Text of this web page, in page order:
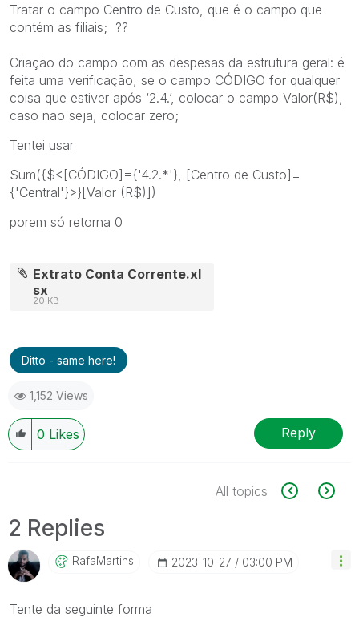
Tratar o campo Centro de Custo, que é o campo que
contém as filiais; ??
Criação do campo com as despesas da estrutura geral: é
feita uma verificação, se o campo CÓDIGO for qualquer
coisa que estiver após ‘2.4.’, colocar o campo Valor(R$),
caso não seja, colocar zero;
Tentei usar
Sum({$<[CÓDIGO]={'4.2.*'}, [Centro de Custo]=
{'Central'}>}[Valor (R$)])
porem só retorna 0
Extrato Conta Corrente.xl
sx
20 KB
Ditto - same here!
1,152 Views
0 Likes Reply
All topics
2 Replies
RafaMartins ‎2023-10-27 03:00 PM
Tente da seguinte forma